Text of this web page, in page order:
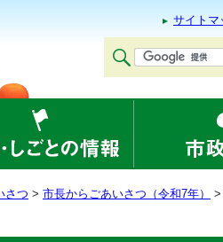
サイトマ
さつ > 市長からごあいさつ（令和7年）
>